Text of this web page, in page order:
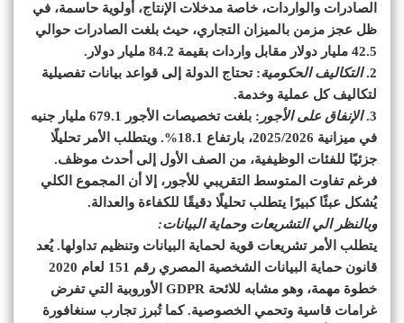
الصادرات والواردات، خاصة مدخلات الإنتاج، أولوية حاسمة، في
ظل عجز مزمن بالميزان التجاري، حيث بلغت الصادرات حوالي
42.5 مليار دولار مقابل واردات بقيمة 84.2 مليار دولار.
2. التكاليف الحكومية: تحتاج الدولة إلى قواعد بيانات تفصيلية
لتكاليف كل عملية وخدمة.
3. الإنفاق على الأجور
: بلغت تخصيصات الأجور 679.1 مليار جنيه
في ميزانية 2025/2026، بارتفاع 18.1%. ويتطلب الأمر تحليلًا
جزئيًا للفئات الوظيفية، من الصف الأول إلى أحدث موظف.
فرغم تفاوت المتوسط التقريبي للأجور، إلا أن المجموع الكلي
يُشكل عبئًا كبيرًا يتطلب تحليلًا دقيقًا للكفاءة والعدالة.
وبالنظر الي التشريعات وحماية البيانات:
يتطلب الأمر تشريعات قوية لحماية البيانات وتنظيم تداولها. يُعد
قانون حماية البيانات الشخصية المصري رقم 151 لعام 2020
خطوة مهمة، وهو مشابه للائحة GDPR الأوروبية التي تفرض
غرامات قاسية وتحمي الخصوصية. كما تُبرز تجارب سنغافورة